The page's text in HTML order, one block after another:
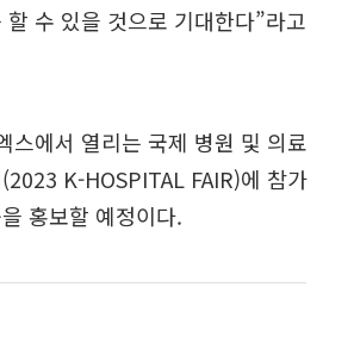
수 있을 것으로 기대한다”라고
스에서 열리는 국제 병원 및 의료
K-HOSPITAL FAIR)에 참가
홍보할 예정이다.